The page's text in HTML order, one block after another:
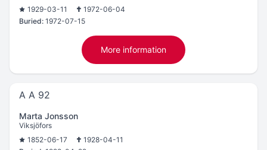
1929-03-11
1972-06-04
Buried: 1972-07-15
More information
A A 92
Marta Jonsson
Viksjöfors
1852-06-17
1928-04-11